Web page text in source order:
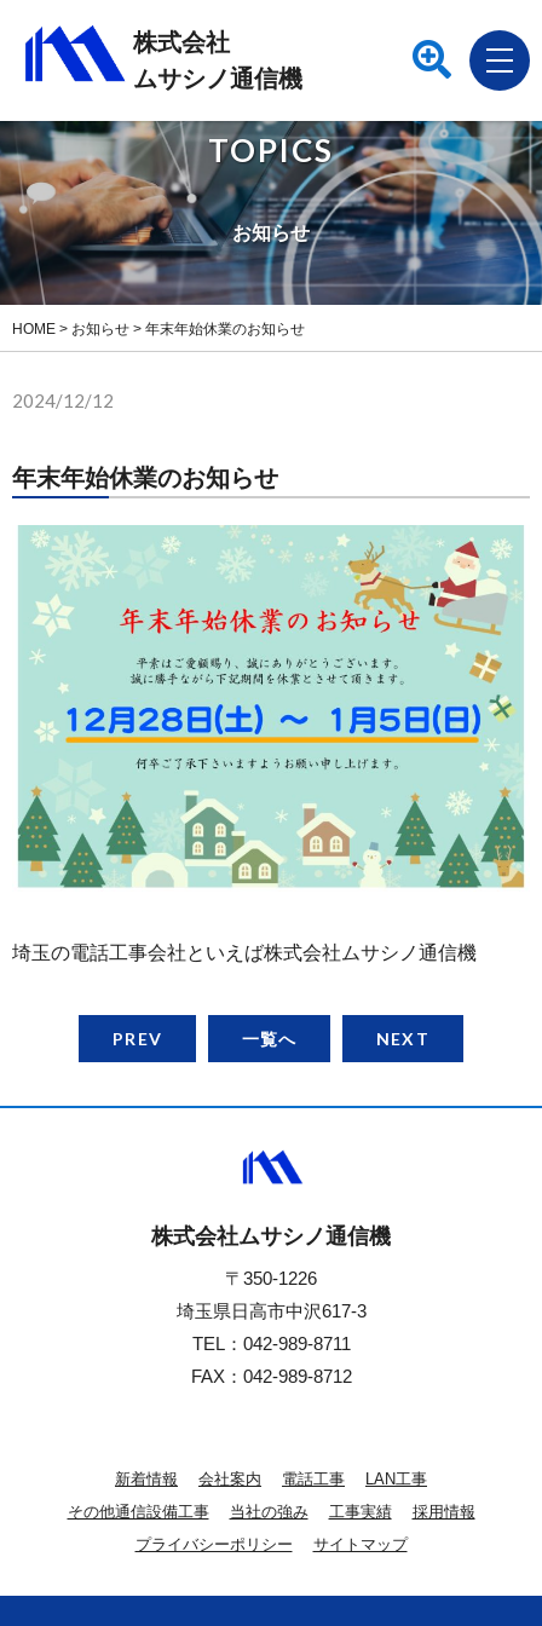
株式会社
ムサシノ通信機
TOPICS
お知らせ
HOME > お知らせ > 年末年始休業のお知らせ
2024/12/12
年末年始休業のお知らせ
埼玉の電話工事会社といえば株式会社ムサシノ通信機
PREV 一覧へ NEXT
株式会社ムサシノ通信機
〒350-1226
埼玉県日高市中沢617-3
TEL： 042-989-8711
FAX：042-989-8712
新着情報 会社案内 電話工事
LAN工事
その他通信設備工事
当社の強み 工事実績
採用情報
プライバシーポリシー
サイトマップ